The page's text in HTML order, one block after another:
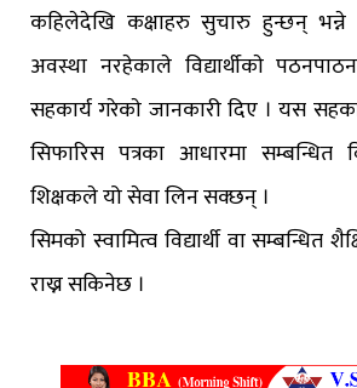
कहिलेदेखि कक्षाहरु सुचारु हुन्छन्
अवस्था नरहेकाले विद्यार्थीकाे
सहकार्य गरेकाे जानकारी दिए । यस
सिफारिस पत्रका आधारमा सम्बन्धित
शिक्षकले यो सेवा लिन सक्छन् ।
सिमको स्वामित्व विद्यार्थी वा सम्बन्धित
राख्न सकिनेछ ।